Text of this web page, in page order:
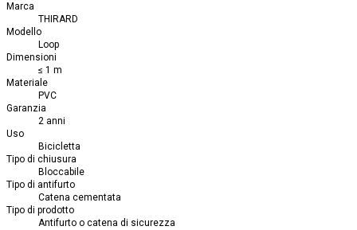
Marca
THIRARD
Modello
Loop
Dimensioni
≤ 1 m
Materiale
PVC
Garanzia
2 anni
Uso
Bicicletta
Tipo di chiusura
Bloccabile
Tipo di antifurto
Catena cementata
Tipo di prodotto
Antifurto o catena di sicurezza